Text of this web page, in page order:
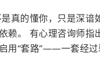
真的懂你，只是深谙
赖。 有心理咨询师指
用“套路”——一套经过